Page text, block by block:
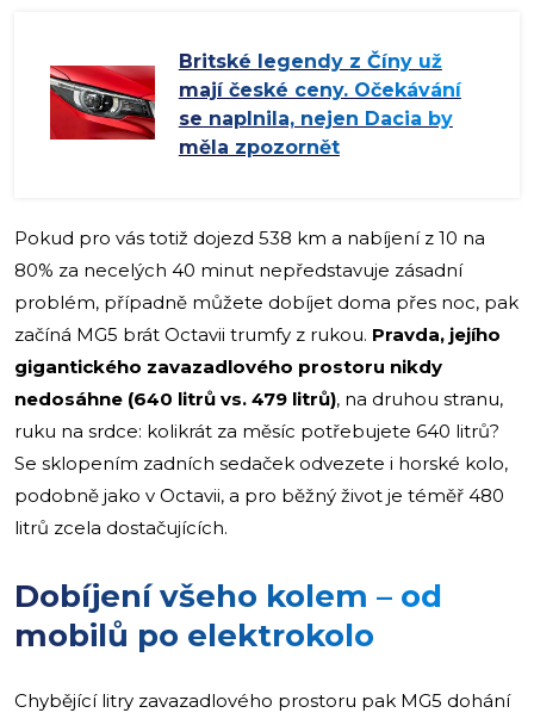
Britské legendy z Číny už
mají české ceny. Očekávání
se naplnila, nejen Dacia by
měla zpozornět
Pokud pro vás totiž dojezd 538 km a nabíjení z 10 na
80% za necelých 40 minut nepředstavuje zásadní
problém, případně můžete dobíjet doma přes noc, pak
začíná MG5 brát Octavii trumfy z rukou. Pravda, jejího
gigantického zavazadlového prostoru nikdy
nedosáhne (640 litrů vs. 479 litrů), na druhou stranu,
ruku na srdce: kolikrát za měsíc potřebujete 640 litrů?
Se sklopením zadních sedaček odvezete i horské kolo,
podobně jako v Octavii, a pro běžný život je téměř 480
litrů zcela dostačujících.
Dobíjení všeho kolem – od
mobilů po elektrokolo
Chybějící litry zavazadlového prostoru pak MG5 dohání